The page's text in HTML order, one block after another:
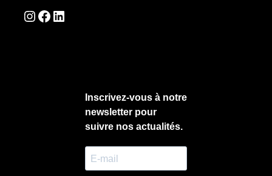
Instagram
Facebook
LinkedIn